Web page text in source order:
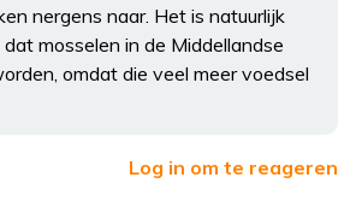
nergens naar. Het is natuurlijk
mosselen in de Middellandse
omdat die veel meer voedsel
Log in om te reageren